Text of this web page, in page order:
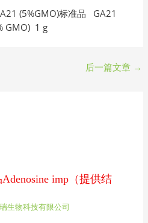
(5%GMO)标准品 GA21
GMO) 1 g
后一篇文章 →
imp（提供结
生物科技有限公司